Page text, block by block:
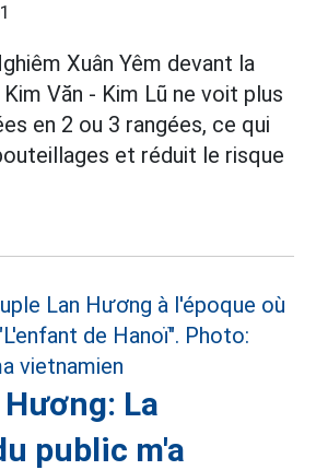
Xuân Yêm devant la
Văn - Kim Lũ ne voit plus
en 2 ou 3 rangées, ce qui
et réduit le risque
Hương: La
public m'a